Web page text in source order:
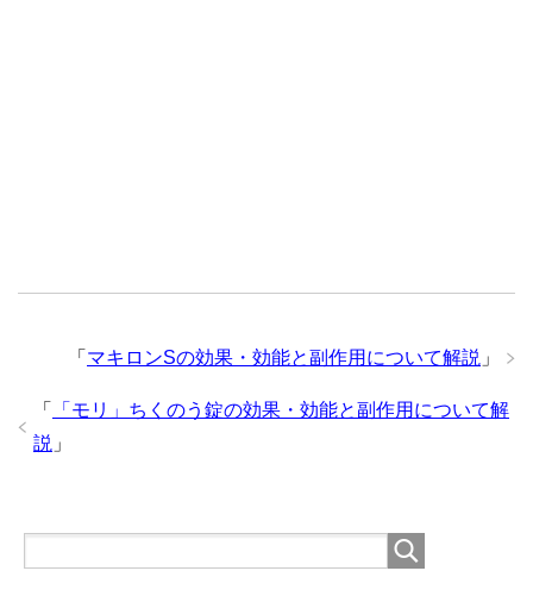
「 マキロンSの効果・効能と副作用について解説 」
「
「モリ」ちくのう錠の効果・効能と副作用について解
説 」